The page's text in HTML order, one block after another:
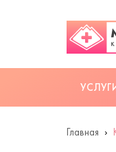
Главная